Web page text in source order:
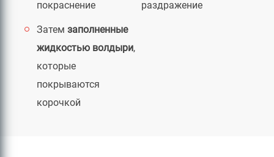
покраснение
раздражение
Затем заполненные
жидкостью волдыри,
которые
покрываются
корочкой